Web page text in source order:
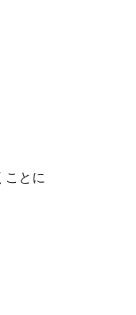
ことに